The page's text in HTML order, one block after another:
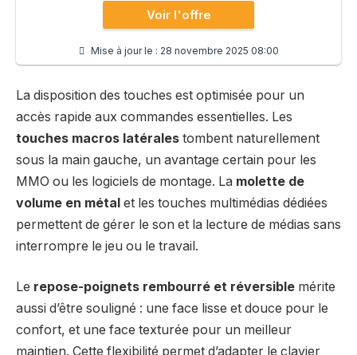
Voir l'offre
Mise à jour le : 28 novembre 2025 08:00
La disposition des touches est optimisée pour un
accès rapide aux commandes essentielles. Les
touches macros latérales tombent naturellement
sous la main gauche, un avantage certain pour les
MMO ou les logiciels de montage. La molette de
volume en métal et les touches multimédias dédiées
permettent de gérer le son et la lecture de médias sans
interrompre le jeu ou le travail.
Le repose-poignets rembourré et réversible mérite
aussi d’être souligné : une face lisse et douce pour le
confort, et une face texturée pour un meilleur
maintien. Cette flexibilité permet d’adapter le clavier